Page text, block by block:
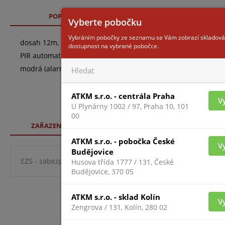
POPIS
dosah 12m, charakteristika vějíř, úhel záběru 85.9°, 52
PIR automatické/vysoké/filtrování alarmu zvířat, instalační
modrá (alarm), tamper: přední ochrana proti neoprávněné
ZAŘAZENÍ ZBOŽÍ
EZS - zabezpeč. systémy zabezpečovací systémy
Vyberte pobočku
Vybráním pobočky ze seznamu se Vám zobrazí skladová
dostupnost na vybrané pobočce.
ATKM s.r.o. - centrála Praha
U Plynárny 1002 / 97, Praha 10, 101
00
ATKM s.r.o. - pobočka České
Budějovice
Husova třída 1777 / 131, České
Budějovice, 370 05
ATKM s.r.o. - sklad Kolín
Zengrova / 131, Kolín, 280 02